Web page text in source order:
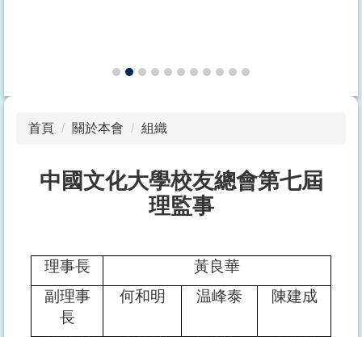
首頁 關於本會 組織
中國文化大學校友總會第七屆
理監事
理事長
黃良華
副理事
長
何和明 温峰泰 陳建成